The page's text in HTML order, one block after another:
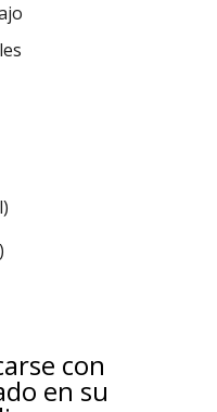
)
)
con
en su